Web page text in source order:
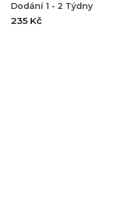
Dodání 1 - 2 Týdny
235 Kč